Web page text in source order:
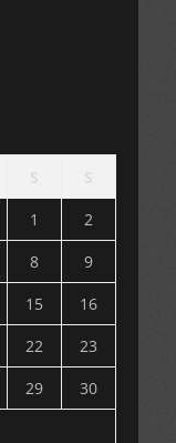
1
2
8
9
15
16
22
23
29
30